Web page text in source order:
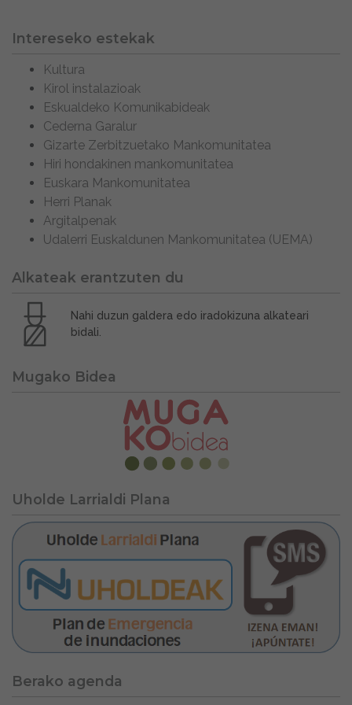
Intereseko estekak
Kultura
Kirol instalazioak
Eskualdeko Komunikabideak
Cederna Garalur
Gizarte Zerbitzuetako Mankomunitatea
Hiri hondakinen mankomunitatea
Euskara Mankomunitatea
Herri Planak
Argitalpenak
Udalerri Euskaldunen Mankomunitatea (UEMA)
Alkateak erantzuten du
Nahi duzun galdera edo iradokizuna alkateari
bidali.
Mugako Bidea
Uholde Larrialdi Plana
Berako agenda